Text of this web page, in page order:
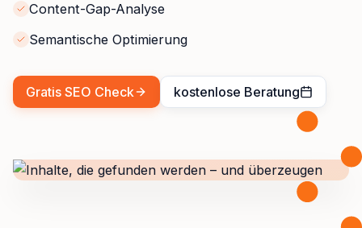
Content-Gap-Analyse
Semantische Optimierung
Gratis SEO Check kostenlose Beratung